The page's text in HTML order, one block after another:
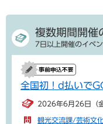
複数期間開催
7日以上開催のイベ
全国初！d払いで
2026年6月26日（
観光交流課/芸術文